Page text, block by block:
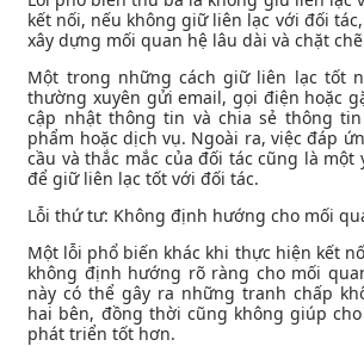
kết nối, nếu không giữ liên lạc với đối
xây dựng mối quan hệ lâu dài và chặt
Một trong những cách giữ liên lạc tốt
thường xuyên gửi email, gọi điện hoặc
cập nhật thông tin và chia sẻ thông
phẩm hoặc dịch vụ. Ngoài ra, việc đáp
cầu và thắc mắc của đối tác cũng là
để giữ liên lạc tốt với đối tác.
Lỗi thứ tư: Không định hướng cho mối
Một lỗi phổ biến khác khi thực hiện kết
không định hướng rõ ràng cho mối
này có thể gây ra những tranh chấp
hai bên, đồng thời cũng không giúp
phát triển tốt hơn.